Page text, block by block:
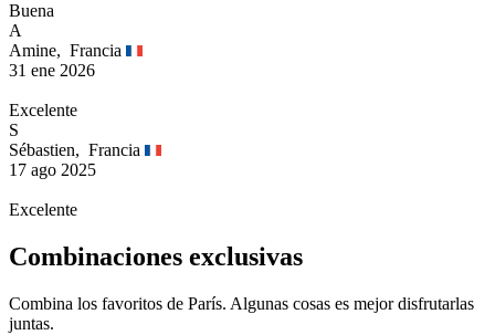
Buena
A
Amine, Francia
31 ene 2026
Excelente
S
Sébastien, Francia
17 ago 2025
Excelente
Combinaciones exclusivas
Combina los favoritos de París. Algunas cosas es mejor disfrutarlas
juntas.